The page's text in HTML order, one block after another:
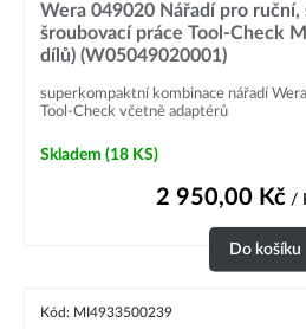
Wera 049020 Nářadí pro ruční,
šroubovací práce Tool-Check
dílů) (W05049020001)
superkompaktní kombinace nářadí
Tool-Check včetně adaptérů
Skladem (18 KS)
2 950,00 Kč/
Do košíku
Kód: MI4933500239